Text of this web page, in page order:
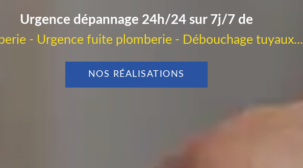
Urgence dépannage 24h/24 sur 7j/7 de
- Urgence fuite plomberie - Débouchage tuyaux...
NOS RÉALISATIONS